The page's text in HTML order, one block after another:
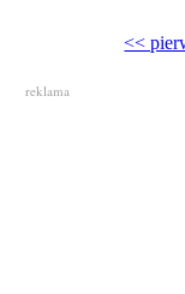
<<
reklama